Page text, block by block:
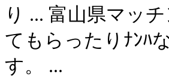
り ... 富山県マッ
てもらったりﾅﾝﾊ
す。 ...